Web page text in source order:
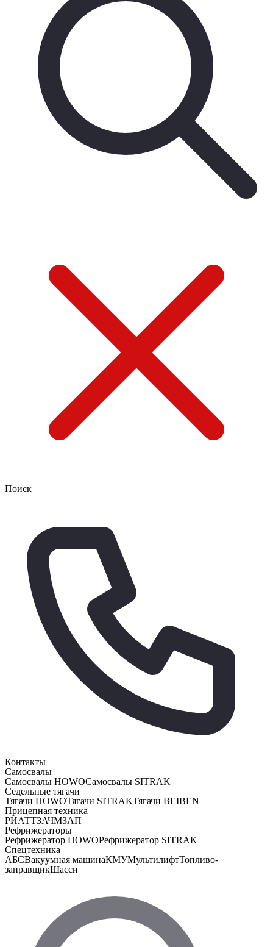
Поиск
Контакты
Самосвалы
Самосвалы HOWOСамосвалы SITRAK
Седельные тягачи
Тягачи HOWOТягачи SITRAKТягачи BEIBEN
Прицепная техника
РИАТТЗАЧМЗАП
Рефрижераторы
Рефрижератор HOWOРефрижератор SITRAK
Спецтехника
АБСВакуумная машинаКМУМультилифтТопливо-
заправщикШасси